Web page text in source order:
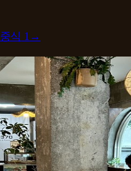
중식 1 →